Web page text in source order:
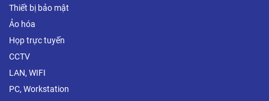
Thiết bị bảo mật
Ảo hóa
Họp trực tuyến
CCTV
LAN, WIFI
PC, Workstation